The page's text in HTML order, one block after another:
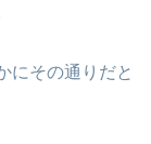
にその通りだと